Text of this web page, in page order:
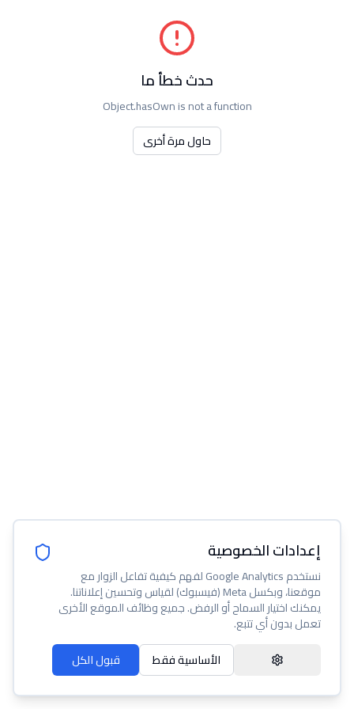
حدث خطأ ما
Object.hasOwn is not a function
حاول مرة أخرى
إعدادات الخصوصية
نستخدم Google Analytics لفهم كيفية تفاعل الزوار مع
موقعنا، وبكسل Meta (فيسبوك) لقياس وتحسين إعلاناتنا.
يمكنك اختيار السماح أو الرفض. جميع وظائف الموقع الأخرى
تعمل بدون أي تتبع.
قبول الكل
الأساسية فقط